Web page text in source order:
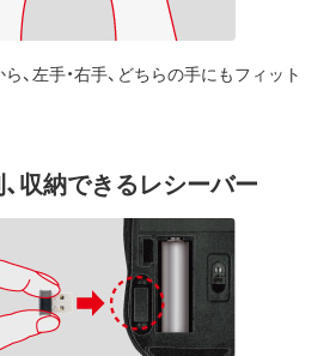
、左手・右手、どちらの手にもフィット
収納できるレシーバー